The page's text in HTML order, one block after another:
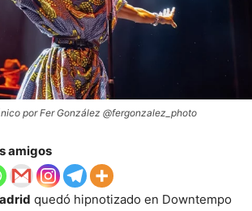
por Fer González @fergonzalez_photo
amigos
quedó hipnotizado en Downtempo